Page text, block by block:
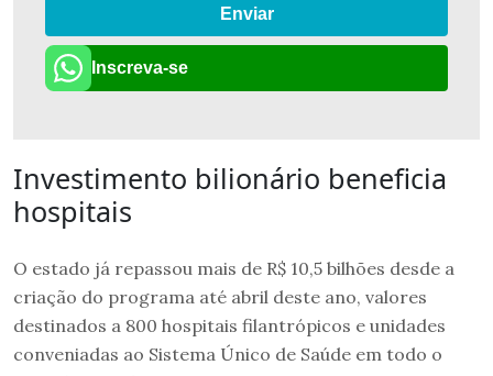
Enviar
Inscreva-se
Investimento bilionário beneficia
hospitais
O estado já repassou mais de R$ 10,5 bilhões desde a
criação do programa até abril deste ano, valores
destinados a 800 hospitais filantrópicos e unidades
conveniadas ao Sistema Único de Saúde em todo o